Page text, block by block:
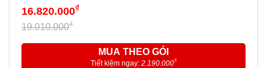
16.820.000₫
19.010.000₫
MUA THEO GÓI
Tiết kiệm ngay: 2.190.000₫